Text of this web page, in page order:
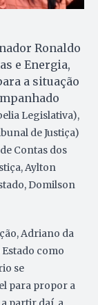
Ronaldo
e Energia,
a situação
Legislativa),
de Justiça)
Contas dos
Aylton
Domilson
Adriano da
como
se
para propor a